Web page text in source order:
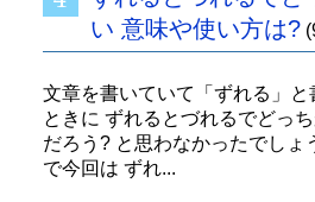
い 意味や使い方は?
文章を書いていて「ずれる」と
ときに ずれるとづれるでどっ
だろう? と思わなかったでし
で今回は ずれ...